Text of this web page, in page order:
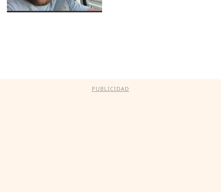
PUBLICIDAD